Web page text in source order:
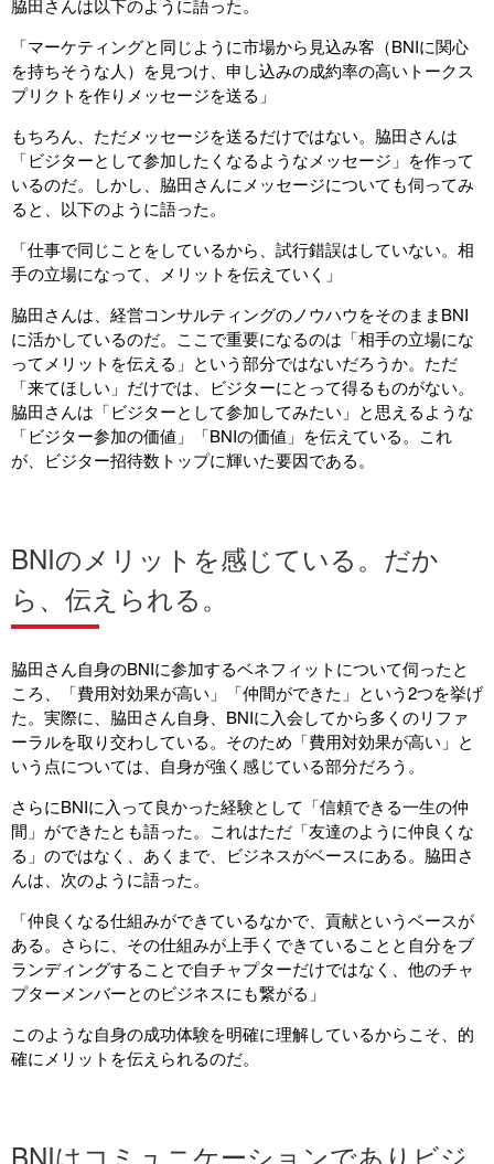
脇田さんは以下のように語った。
「マーケティングと同じように市場から見込み客（BNIに関心
を持ちそうな人）を見つけ、申し込みの成約率の高いトークス
プリクトを作りメッセージを送る」
もちろん、ただメッセージを送るだけではない。脇田さんは
「ビジターとして参加したくなるようなメッセージ」を作って
いるのだ。しかし、脇田さんにメッセージについても伺ってみ
ると、以下のように語った。
「仕事で同じことをしているから、試行錯誤はしていない。相
手の立場になって、メリットを伝えていく」
脇田さんは、経営コンサルティングのノウハウをそのままBNI
に活かしているのだ。ここで重要になるのは「相手の立場にな
ってメリットを伝える」という部分ではないだろうか。ただ
「来てほしい」だけでは、ビジターにとって得るものがない。
脇田さんは「ビジターとして参加してみたい」と思えるような
「ビジター参加の価値」「BNIの価値」を伝えている。これ
が、ビジター招待数トップに輝いた要因である。
BNIのメリットを感じている。だか
ら、伝えられる。
脇田さん自身のBNIに参加するベネフィットについて伺ったと
ころ、「費用対効果が高い」「仲間ができた」という2つを挙げ
た。実際に、脇田さん自身、BNIに入会してから多くのリファ
ーラルを取り交わしている。そのため「費用対効果が高い」と
いう点については、自身が強く感じている部分だろう。
さらにBNIに入って良かった経験として「信頼できる一生の仲
間」ができたとも語った。これはただ「友達のように仲良くな
る」のではなく、あくまで、ビジネスがベースにある。脇田さ
んは、次のように語った。
「仲良くなる仕組みができているなかで、貢献というベースが
ある。さらに、その仕組みが上手くできていることと自分をブ
ランディングすることで自チャプターだけではなく、他のチャ
プターメンバーとのビジネスにも繋がる」
このような自身の成功体験を明確に理解しているからこそ、的
確にメリットを伝えられるのだ。
BNIはコミュニケーションでありビジ